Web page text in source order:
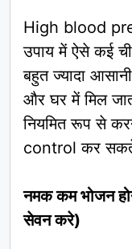
High blood
उपाय में ऐसे कई
बहुत ज्यादा
और घर में मिल
नियमित रूप से
control कर
नमक कम भोजन
सेवन करे)